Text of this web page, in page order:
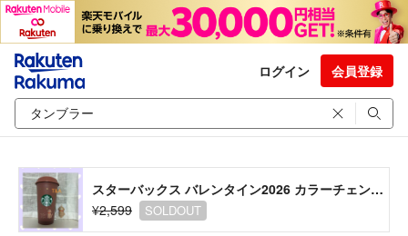
ログイン 会員登録
スターバックス バレンタイン2026 カラーチェンジング リユーザブルカップ
¥2,599
SOLDOUT